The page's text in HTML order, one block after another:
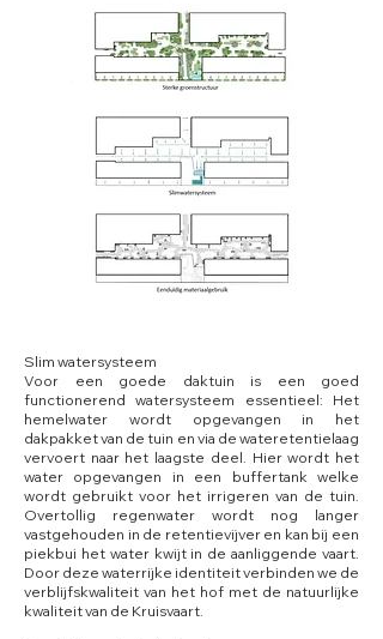
Slim watersysteem
Voor een goede daktuin is een goed
functionerend watersysteem essentieel: Het
hemelwater wordt opgevangen in het
dakpakket van de tuin en via de wateretentielaag
vervoert naar het laagste deel. Hier wordt het
water opgevangen in een buffertank welke
wordt gebruikt voor het irrigeren van de tuin.
Overtollig regenwater wordt nog langer
vastgehouden in de retentievijver en kan bij een
piekbui het water kwijt in de aanliggende vaart.
Door deze waterrijke identiteit verbinden we de
verblijfskwaliteit van het hof met de natuurlijke
kwaliteit van de Kruisvaart.